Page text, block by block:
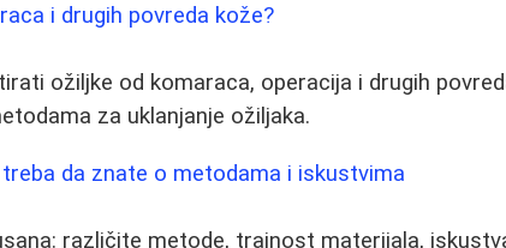
i drugih povreda kože?
ožiljke od komaraca, operacija i drugih
za uklanjanje ožiljaka.
da znate o metodama i iskustvima
različite metode, trajnost materijala,